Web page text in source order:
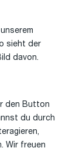
sieht der
davon.
den Button
du durch
Wir freuen